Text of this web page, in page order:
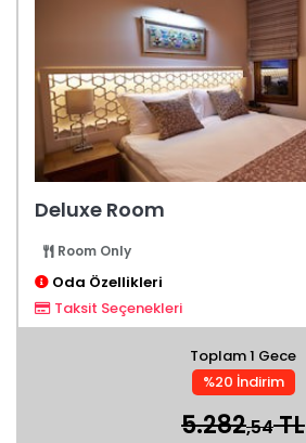
Deluxe Room
Room Only
Oda Özellikleri
Taksit Seçenekleri
Toplam 1 Gece
%20 İndirim
5.282,54TL